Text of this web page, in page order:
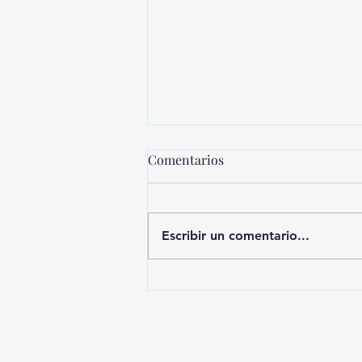
MONTEVIDEO SHOPPING
Comentarios
Escribir un comentario...